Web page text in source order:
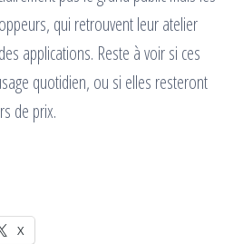
qui retrouvent leur atelier
applications. Reste à voir si ces
quotidien, ou si elles resteront
de prix.
X